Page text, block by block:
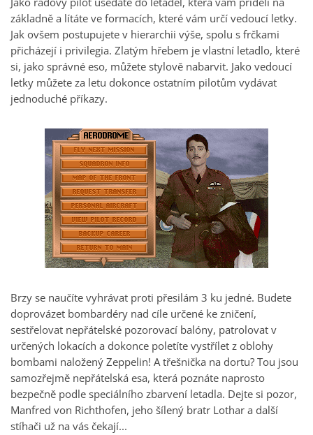
základně a lítáte ve formacích, které vám určí vedoucí letky.
Jak ovšem postupujete v hierarchii výše, spolu s frčkami
přicházejí i privilegia. Zlatým hřebem je vlastní letadlo, které
si, jako správné eso, můžete stylově nabarvit. Jako vedoucí
letky můžete za letu dokonce ostatním pilotům vydávat
jednoduché příkazy.
Brzy se naučíte vyhrávat proti přesilám 3 ku jedné. Budete
doprovázet bombardéry nad cíle určené ke zničení,
sestřelovat nepřátelské pozorovací balóny, patrolovat v
určených lokacích a dokonce poletíte vystřílet z oblohy
bombami naložený Zeppelin! A třešnička na dortu? Tou jsou
samozřejmě nepřátelská esa, která poznáte naprosto
bezpečně podle speciálního zbarvení letadla. Dejte si pozor,
Manfred von Richthofen, jeho šílený bratr Lothar a další
stíhači už na vás čekají...